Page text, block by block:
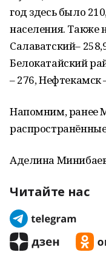
год здесь было
населения. Также
Салаватский–
Белокатайский
– 276, Нефтекамск
Напомним, ранее
Аделина
Читайте нас